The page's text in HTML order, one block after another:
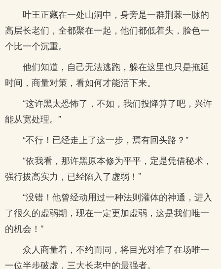
叶王正藏在一处山洞中，身旁是一群荆棘一脉的
高层长老们，全都聚在一起，他们都低着头，脸色一
个比一个沉重。
他们知道，自己无法逃跑，躲在这里也只是拖延
时间，商量对策，看如何才能活下来。
“这许黑太恐怖了，不如，我们投降算了吧，兴许
能从宽处理。”
“不行！已经走上了这一步，焉有回头路？”
“依我看，那许黑原本修为平平，定是凭借秘术，
强行拔高实力，已经陷入了虚弱！”
“没错！他曾经动用过一种法则灌体的神通，进入
了很久的虚弱期，现在一定更加虚弱，这是我们唯一
的机会！”
众人商量着，不约而同，将目光对准了在场唯一
一位半步破虚，三大长老中的最强者。